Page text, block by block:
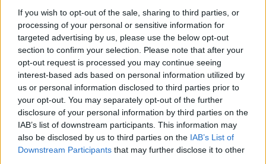
If you wish to opt-out of the sale, sharing to third parties, or
processing of your personal or sensitive information for
targeted advertising by us, please use the below opt-out
section to confirm your selection. Please note that after your
opt-out request is processed you may continue seeing
interest-based ads based on personal information utilized by
us or personal information disclosed to third parties prior to
your opt-out. You may separately opt-out of the further
disclosure of your personal information by third parties on the
IAB’s list of downstream participants. This information may
also be disclosed by us to third parties on the IAB’s List of
Downstream Participants that may further disclose it to other
reciente de MySQLo leer nuestra reseña, simplemente
hazclic aquí.
Todas las versiones antiguas distribuidas en nuestro
sitio web son completamente libres de virus y están
disponibles para su descarga sin costo alguno.
Nos encantaría saber de ti
Si tienes alguna pregunta o idea que desees compartir